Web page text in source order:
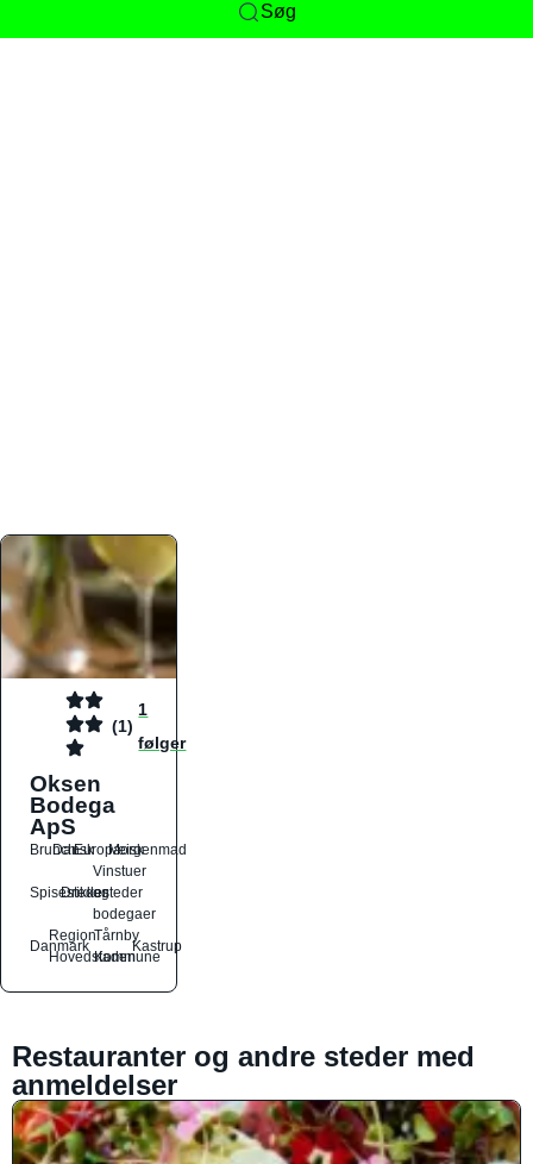
Søg
(1)
1
følger
Oksen
Bodega
ApS
Brunch
DanskEuropæiskMorgenmad
Spisesteder
Drikkesteder
Vinstuer
og
bodegaer
Danmark
Region
Hovedstaden
Tårnby
Kommune
Kastrup
Restauranter og andre steder med
anmeldelser